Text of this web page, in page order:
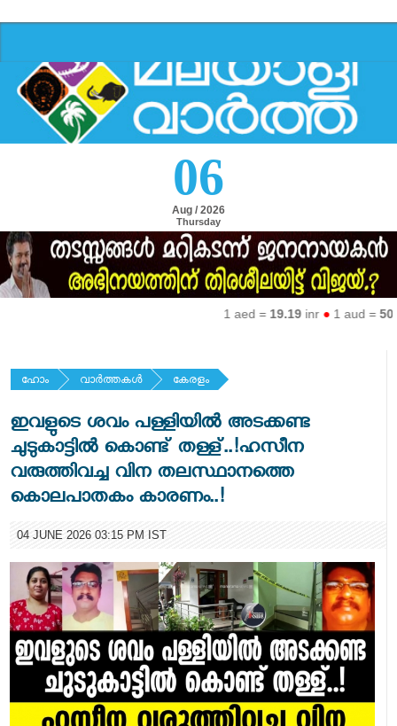
06
Aug / 2026
Thursday
1 aed =19.19inr ●1 aud =50.27
ഹോം വാര്‍ത്തകള്‍ കേരളം
ഇവളുടെ ശവം പള്ളിയിൽ അടക്കണ്ട
ചുടുകാട്ടിൽ കൊണ്ട് തള്ള്..!ഹസീന
വരുത്തിവച്ച വിന തലസ്ഥാനത്തെ
കൊലപാതകം കാരണം..!
04 JUNE 2026 03:15 PM IST